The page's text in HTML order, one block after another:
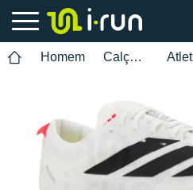
Homem Calçados